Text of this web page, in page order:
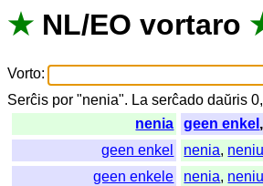
★ NL/EO vortaro
Vorto:
Serĉis por "nenia". La serĉado daŭris
nenia
geen enkel
geen enkel
nenia, neniu
geen enkele
nenia, neniu